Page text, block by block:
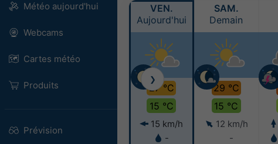
Météo aujourd'hui
Webcams
Cartes météo
Produits
Prévision
VEN.
Aujourd'hui
27 °C
15 °C
15 km/h
-
SAM.
Demain
29 °C
15 °C
12 km/h
-
❯